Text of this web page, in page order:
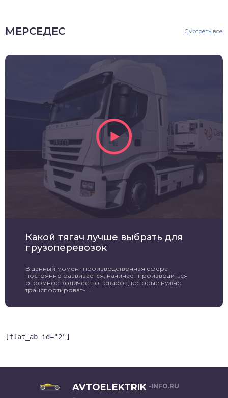
МЕРСЕДЕС Смотреть все
Какой тягач лучше выбрать для
грузоперевозок
В данный момент производственная сфера
постоянно развивается, начинает производиться
огромное количество товаров, которые нужно
транспортировать ...
[flat_ab id="2"]
AVTOELEKTRIK -INFO.RU